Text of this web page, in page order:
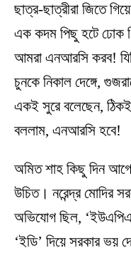
ছাত্র-ছাত্রীরা জিতে
এক কদম পিছু হটে ঢোক
আমরা এনআরসি করব!
চুনকে নিকাল দেঙ্গে,
একই সুরে বলেছেন,
বললাম, এনআরসি হবে!
অমিত শাহ কিছু দিন
উচিত। নরেন্দ্র মোদির
অভিযোগ ছিল,
‘ইডি’ দিয়ে সরকার ভয়